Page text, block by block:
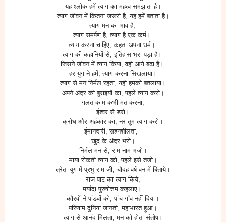
यह श्लोक हमें त्याग का महत्व समझाता है।
त्याग जीवन में कितना जरूरी है, यह हमें बताता है।
त्याग मन का भाव है,
त्याग समर्पण है, त्याग है एक कर्म।
त्याग करना चाहिए, कहता अपना धर्म।
त्याग की कहानियों से, इतिहास भरा पड़ा है।
जिसने जीवन में त्याग किया, वही आगे बढ़ा है।
हर युग ने हमें, त्याग करना सिखलाया।
त्याग से मन निर्मल रहता, यही हमको बतलाया।
अपने अंदर की बुराइयों का, पहले त्याग करो।
गलत काम कभी मत करना,
ईश्वर से डरो।
क्रोध और अहंकार का, नर तुम त्याग करो।
ईमानदारी, सहनशीलता,
खुद के अंदर भरो।
निर्मल मन से, राम नाम भजो।
माया रोकती त्याग को, पहले इसे तजो।
त्रेता युग में प्रभु राम जी, चौदह वर्ष वन में बिताये।
राज-पाट का त्याग किये,
मर्यादा पुरुषोत्तम कहलाए।
कौरवों ने पांडवों को, पांच गाँव नहीं दिया।
परिणाम दुनिया जानती, महाभारत हुआ।
त्याग से आनंद मिलता, मन को होता संतोष।